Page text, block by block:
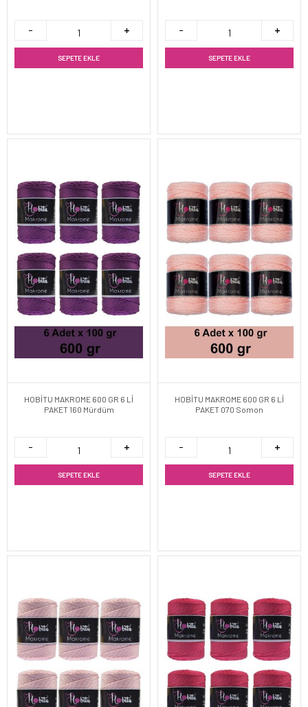
SEPETE EKLE SEPETE EKLE
HOBİTU MAKROME 600 GR 6 Lİ
PAKET 160 Mürdüm
SEPETE EKLE
HOBİTU MAKROME 600 GR 6 Lİ
PAKET 070 Somon
SEPETE EKLE